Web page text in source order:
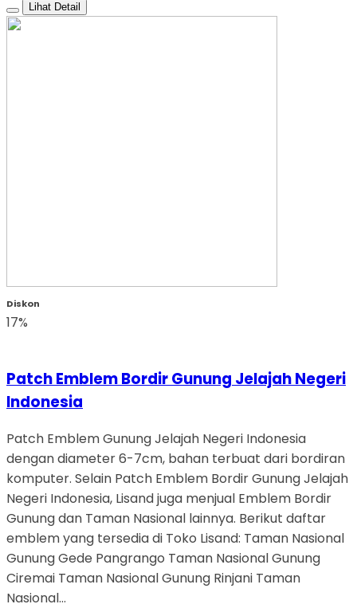
Lihat Detail
Diskon
17%
Patch Emblem Bordir Gunung Jelajah Negeri
Indonesia
Patch Emblem Gunung Jelajah Negeri Indonesia
dengan diameter 6-7cm, bahan terbuat dari bordiran
komputer. Selain Patch Emblem Bordir Gunung Jelajah
Negeri Indonesia, Lisand juga menjual Emblem Bordir
Gunung dan Taman Nasional lainnya. Berikut daftar
emblem yang tersedia di Toko Lisand: Taman Nasional
Gunung Gede Pangrango Taman Nasional Gunung
Ciremai Taman Nasional Gunung Rinjani Taman
Nasional…